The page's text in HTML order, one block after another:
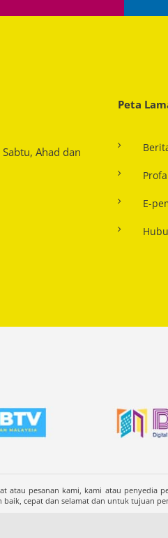
Ahad dan
Peta
E-
pesanan kami, kami atau penyedia
cepat dan selamat dan untuk tujuan